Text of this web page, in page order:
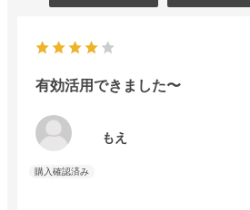
有効活用できました〜
もえ